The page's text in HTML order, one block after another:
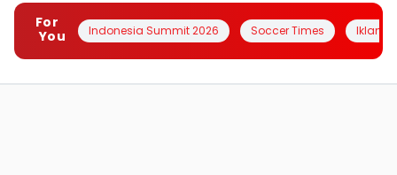
For
You
Indonesia Summit 2026 Soccer Times Iklanin